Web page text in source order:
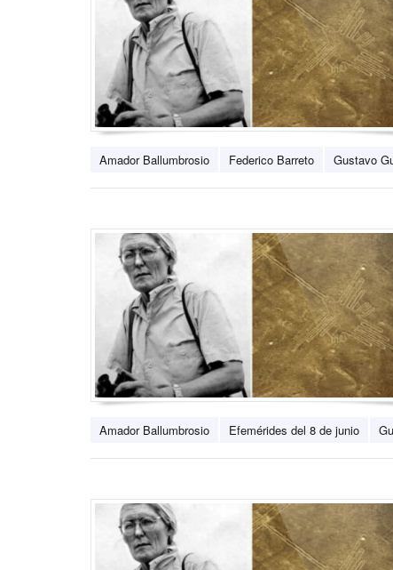
Amador Ballumbrosio Federico Barreto Gustavo
Amador Ballumbrosio Efemérides del 8 de junio